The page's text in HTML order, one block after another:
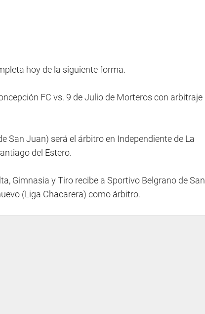
hoy de la siguiente forma.
FC vs. 9 de Julio de Morteros con arbitraje
San Juan) será el árbitro en Independiente de La
del Estero.
Gimnasia y Tiro recibe a Sportivo Belgrano de San
(Liga Chacarera) como árbitro.